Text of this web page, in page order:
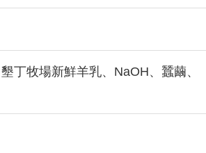
丁牧場新鮮羊乳、NaOH、蠶繭、